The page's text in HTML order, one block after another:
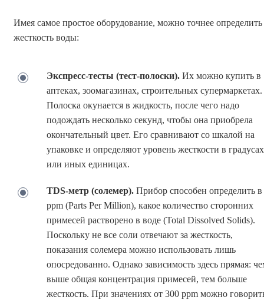
Имея самое простое оборудование, можно точнее определить
жесткость воды:
Экспресс-тесты (тест-полоски). Их можно купить в
аптеках, зоомагазинах, строительных супермаркетах.
Полоска окунается в жидкость, после чего надо
подождать несколько секунд, чтобы она приобрела
окончательный цвет. Его сравнивают со шкалой на
упаковке и определяют уровень жесткости в градусах
или иных единицах.
TDS-метр (солемер). Прибор способен определить в
ppm (Parts Per Million), какое количество сторонних
примесей растворено в воде (Total Dissolved Solids).
Поскольку не все соли отвечают за жесткость,
показания солемера можно использовать лишь
опосредованно. Однако зависимость здесь прямая:
выше общая концентрация примесей, тем больше
жесткость. При значениях от 300 ppm можно